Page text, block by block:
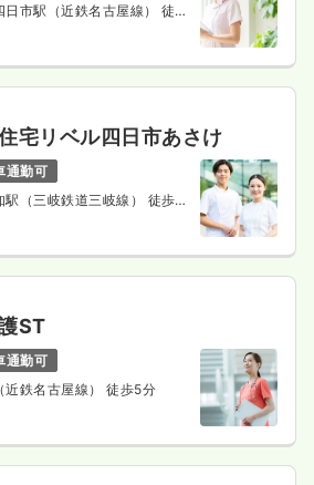
日市駅（近鉄名古屋線） 徒歩
宅リベル四日市あさけ
通勤可
駅（三岐鉄道三岐線） 徒歩12
ST
通勤可
近鉄名古屋線） 徒歩5分